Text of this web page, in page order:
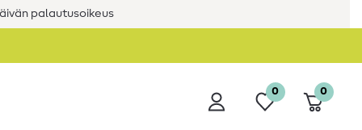
palautusoikeus
0 0